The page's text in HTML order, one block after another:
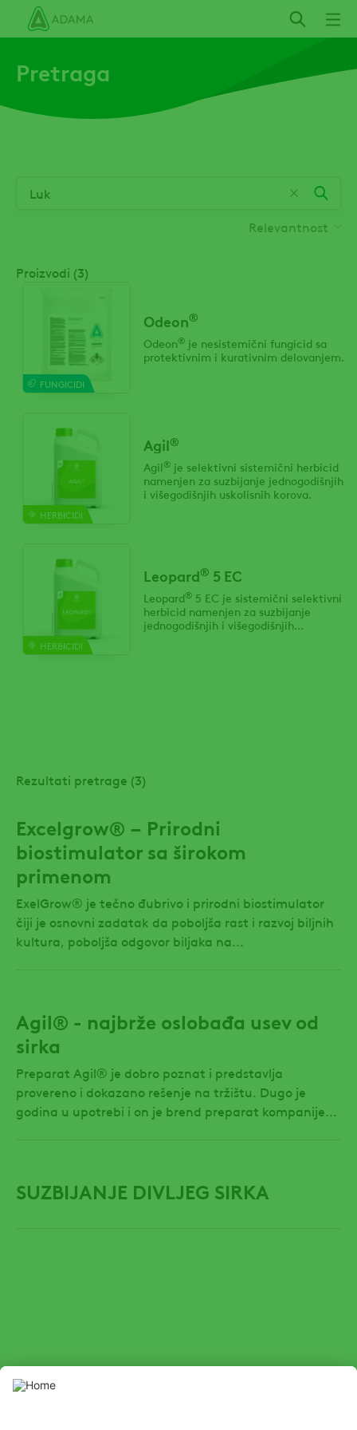
Pretraga
Relevantnost
Proizvodi (3)
FUNGICIDI
Odeon®
Odeon® je nesistemični fungicid sa
protektivnim i kurativnim delovanjem.
HERBICIDI
Agil®
Agil® je selektivni sistemični herbicid
namenjen za suzbijanje jednogodišnjih
i višegodišnjih uskolisnih korova.
HERBICIDI
Leopard® 5 EC
Leopard® 5 EC je sistemični selektivni
herbicid namenjen za suzbijanje
jednogodišnjih i višegodišnjih
Rezultati pretrage (3)
Excelgrow® – Prirodni
biostimulator sa širokom
primenom
ExelGrow® je tečno đubrivo i prirodni biostimulator
čiji je osnovni zadatak da poboljša rast i razvoj biljnih
kultura, poboljša odgovor biljaka na...
Agil® - najbrže oslobađa usev od
sirka
Preparat Agil® je dobro poznat i predstavlja
provereno i dokazano rešenje na tržištu. Dugo je
godina u upotrebi i on je brend preparat kompanije...
SUZBIJANJE DIVLJEG SIRKA